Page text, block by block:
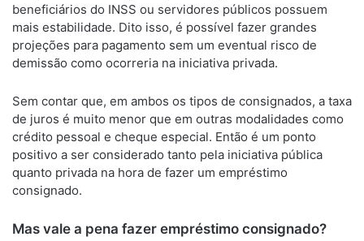
beneficiários do INSS ou servidores públicos possuem
mais estabilidade. Dito isso, é possível fazer grandes
projeções para pagamento sem um eventual risco de
demissão como ocorreria na iniciativa privada.
Sem contar que, em ambos os tipos de consignados, a taxa
de juros é muito menor que em outras modalidades como
crédito pessoal e cheque especial. Então é um ponto
positivo a ser considerado tanto pela iniciativa pública
quanto privada na hora de fazer um empréstimo
consignado.
Mas vale a pena fazer empréstimo consignado?